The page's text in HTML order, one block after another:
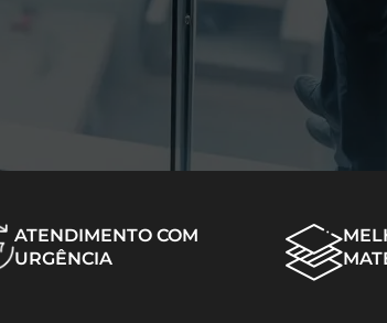
ATENDIMENTO COM
URGÊNCIA